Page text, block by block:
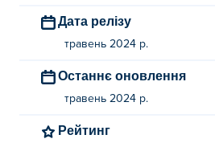
Дата релізу
травень 2024 р.
Останнє оновлення
травень 2024 р.
Рейтинг